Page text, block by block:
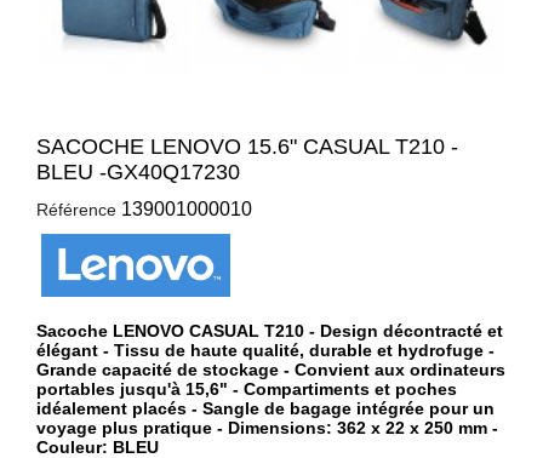
SACOCHE LENOVO 15.6" CASUAL T210 -
BLEU -GX40Q17230
Référence 139001000010
Sacoche LENOVO CASUAL T210 - Design décontracté et
élégant - Tissu de haute qualité, durable et hydrofuge -
Grande capacité de stockage - Convient aux ordinateurs
portables jusqu'à 15,6" - Compartiments et poches
idéalement placés - Sangle de bagage intégrée pour un
voyage plus pratique - Dimensions: 362 x 22 x 250 mm -
Couleur: BLEU